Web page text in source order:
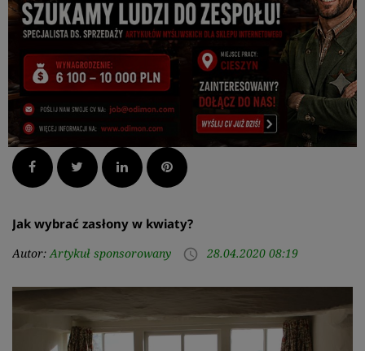
Facebook Twitter LinkedInPinterest
Jak wybrać zasłony w kwiaty?
Autor:Artykuł sponsorowany access_time 28.04.2020 08:19